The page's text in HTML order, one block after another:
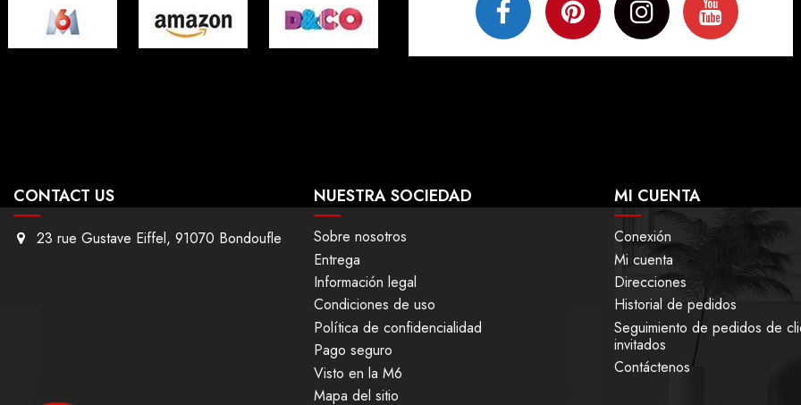
CONTACT US
23 rue Gustave Eiffel, 91070 Bondoufle
NUESTRA SOCIEDAD
Sobre nosotros
Entrega
Información legal
Condiciones de uso
Política de confidencialidad
Pago seguro
Visto en la M6
Mapa del sitio
MI CUENTA
Conexión
Mi cuenta
Direcciones
Historial de pedidos
Seguimiento de pedidos de
invitados
Contáctenos